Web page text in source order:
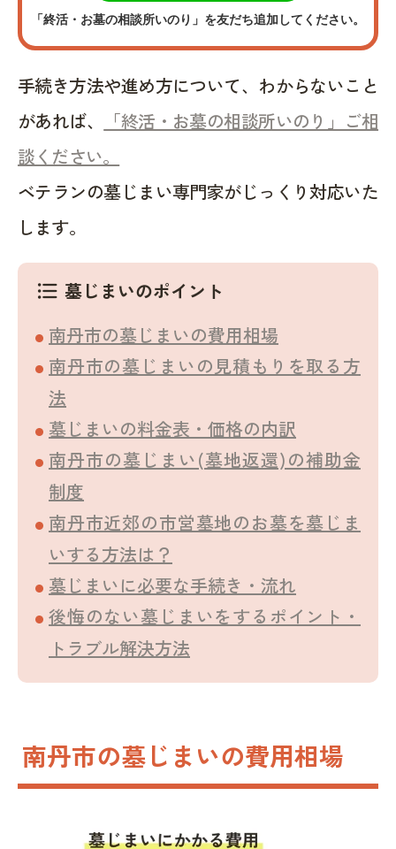
「終活・お墓の相談所いのり」を友だち追加してください。
手続き方法や進め方について、わからないこと
があれば、
「終活・お墓の相談所いのり」ご相
談ください。
ベテランの墓じまい専門家がじっくり対応いた
します。
format_list_bulleted 墓じまいのポイント
南丹市の墓じまいの費用相場
南丹市の墓じまいの見積もりを取る方
法
墓じまいの料金表・価格の内訳
南丹市の墓じまい(墓地返還)の補助金
制度
南丹市近郊の市営墓地のお墓を墓じま
いする方法は？
墓じまいに必要な手続き・流れ
後悔のない墓じまいをするポイント・
トラブル解決方法
南丹市の墓じまいの費用相場